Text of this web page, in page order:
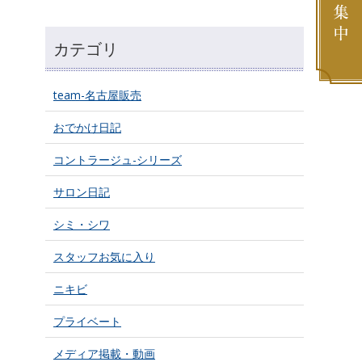
カテゴリ
team-名古屋販売
おでかけ日記
コントラージュ-シリーズ
サロン日記
シミ・シワ
スタッフお気に入り
ニキビ
プライベート
メディア掲載・動画